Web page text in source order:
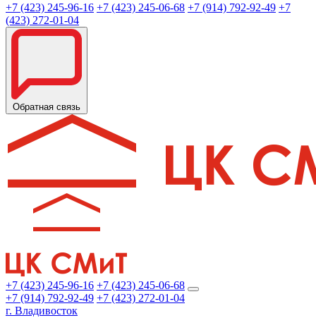
+7 (423) 245-96-16 +7 (423) 245-06-68 +7 (914) 792-92-49 +7
(423) 272-01-04
Обратная связь
+7 (423) 245-96-16 +7 (423) 245-06-68
+7 (914) 792-92-49 +7 (423) 272-01-04
г. Владивосток